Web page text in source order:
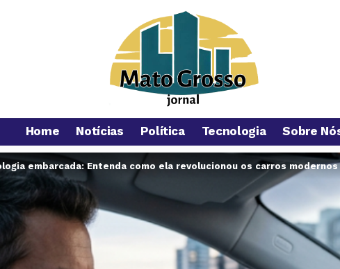
Home Notícias Política Tecnologia Sobre
embarcada: Entenda como ela revolucionou os carros modernos